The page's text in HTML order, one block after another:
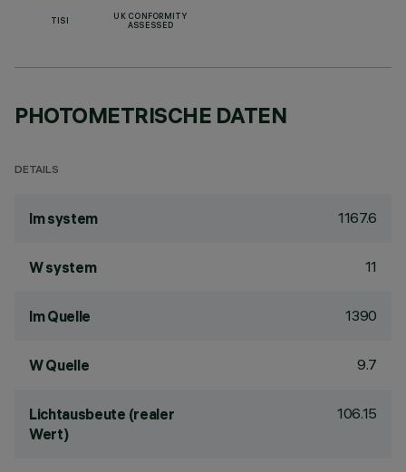
TISI
UK CONFORMITY
ASSESSED
PHOTOMETRISCHE DATEN
DETAILS
lm system 1167.6
W system 11
lm Quelle 1390
W Quelle 9.7
Lichtausbeute (realer
Wert)
106.15